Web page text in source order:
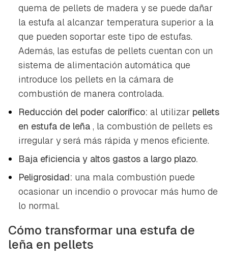
quema de pellets de madera y se puede dañar
la estufa al alcanzar temperatura superior a la
que pueden soportar este tipo de estufas.
Además, las estufas de pellets cuentan con un
sistema de alimentación automática que
introduce los pellets en la cámara de
combustión de manera controlada.
Reducción del poder calorífico: al utilizar pellets
en estufa de leña , la combustión de pellets es
irregular y será más rápida y menos eficiente.
Baja eficiencia y altos gastos a largo plazo.
Peligrosidad: una mala combustión puede
ocasionar un incendio o provocar más humo de
lo normal.
Cómo transformar una estufa de
leña en pellets